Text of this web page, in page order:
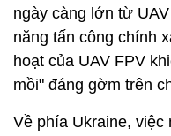
ngày càng lớn từ
năng tấn công chính
hoạt của UAV FPV
mồi" đáng gờm trên
Về phía Ukraine, việc